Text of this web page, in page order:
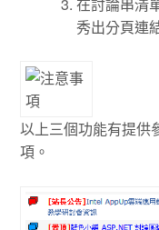
秀出分頁連
以上三個功能有提供
項。